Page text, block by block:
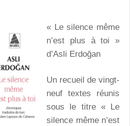
« Le silence même
n’est plus à toi »
d’Asli Erdoğan
Un recueil de vingt-
neuf textes réunis
sous le titre « Le
silence même n’est